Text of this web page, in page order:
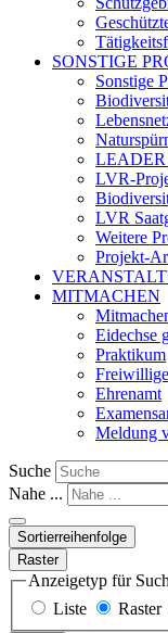
SONSTIGE
Sonstige
LEADER
LVR-
LVR
Weitere
Projekt-
MITMACHEN
Eidechse
Praktikum
Ehrenamt
Meldung
Suche
Nahe ...
Sortierreihenfolge
Raster
Anzeigetyp für
Liste
Raster